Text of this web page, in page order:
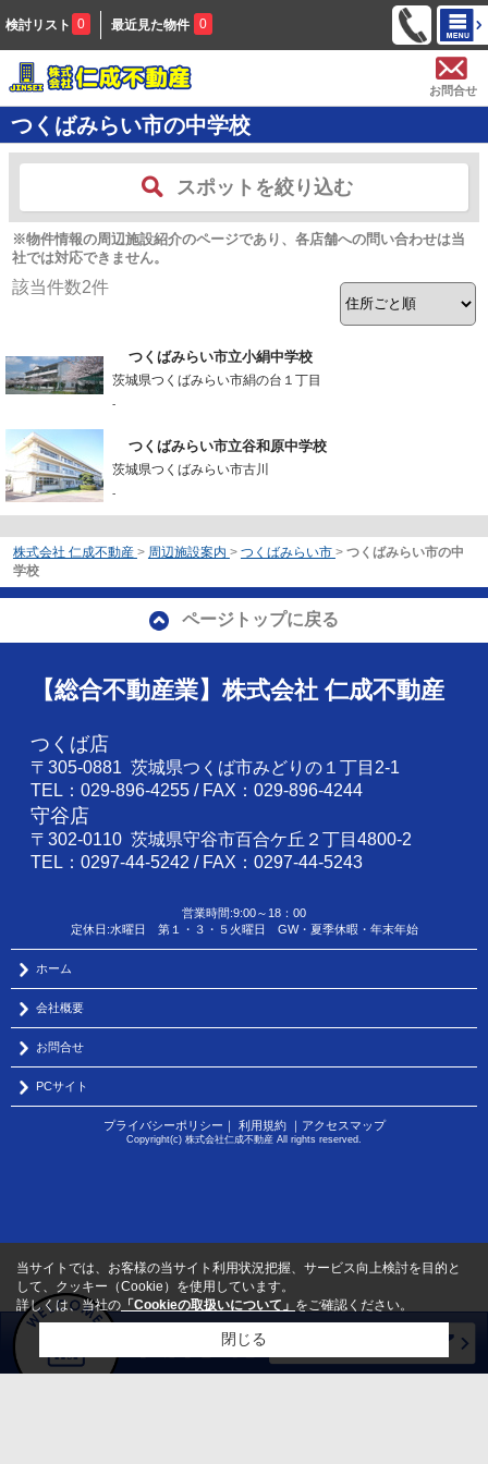
検討リスト 0 最近見た物件 0
お問合せ
つくばみらい市の中学校
スポットを絞り込む
※物件情報の周辺施設紹介のページであり、各店舗への問い合わせは当
社では対応できません。
該当件数2件
つくばみらい市立小絹中学校
茨城県つくばみらい市絹の台１丁目
-
つくばみらい市立谷和原中学校
茨城県つくばみらい市古川
-
株式会社 仁成不動産 > 周辺施設案内 > つくばみらい市 > つくばみらい市の中
学校
ページトップに戻る
【総合不動産業】株式会社 仁成不動産
つくば店
〒305-0881 茨城県つくば市みどりの１丁目2-1
TEL：029-896-4255 / FAX：029-896-4244
守谷店
〒302-0110 茨城県守谷市百合ケ丘２丁目4800-2
TEL：0297-44-5242 / FAX：0297-44-5243
営業時間:9:00～18：00
定休日:水曜日 第１・３・５火曜日 GW・夏季休暇・年末年始
ホーム
会社概要
お問合せ
PCサイト
プライバシーポリシー ｜ 利用規約｜ アクセスマップ
Copyright(c) 株式会社仁成不動産 All rights reserved.
当サイトでは、お客様の当サイト利用状況把握、サービス向上検討を目的と
して、クッキー（Cookie）を使用しています。
詳しくは、当社の 「Cookieの取扱いについて」 をご確認ください。
閉じる